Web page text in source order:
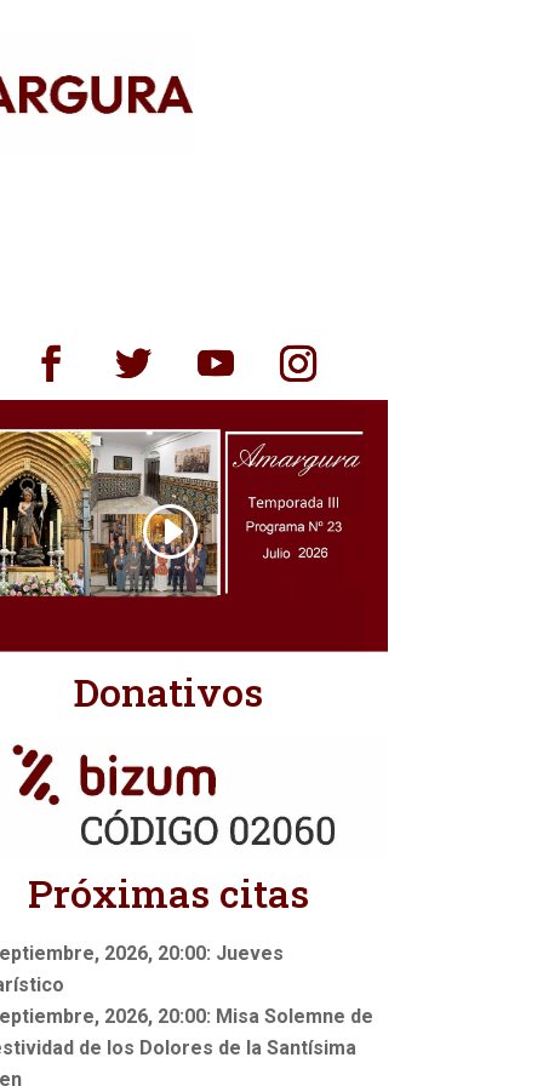
Donativos
Próximas citas
2026, 20:00: Jueves
2026, 20:00: Misa Solemne de
de los Dolores de la Santísima